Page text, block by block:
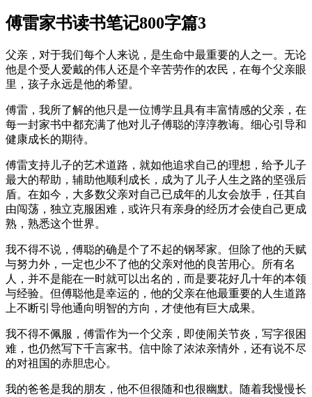
傅雷家书读书笔记800字篇3
父亲，对于我们每个人来说，是生命中最重要的人之一。无论
他是个受人爱戴的伟人还是个辛苦劳作的农民，在每个父亲眼
里，孩子永远是他的希望。
傅雷，我所了解的他只是一位博学且具有丰富情感的父亲，在
每一封家书中都充满了他对儿子傅聪的淳淳教诲。细心引导和
健康成长的期待。
傅雷支持儿子的艺术道路，就如他追求自己的理想，给予儿子
最大的帮助，辅助他顺利成长，成为了儿子人生之路的坚强后
盾。在如今，大多数父亲对自己已成年的儿女会放手，任其自
由闯荡，独立克服困难，或许只有亲身的经历才会使自己更成
熟，熟悉这个世界。
我不得不说，傅聪的确是个了不起的钢琴家。但除了他的天赋
与努力外，一定也少不了他的父亲对他的良苦用心。所有名
人，并不是能在一时就可以出名的，而是要花好几十年的本领
与经验。但傅聪他是幸运的，他的父亲在他最重要的人生道路
上不断引导他通向明智的方向，才使他有巨大成果。
我不得不佩服，傅雷作为一个父亲，即使闹关节炎，写字很困
难，也仍然写下千言家书。信中除了浓浓亲情外，还有说不尽
的对祖国的赤胆忠心。
我的爸爸是我的朋友，他不但很随和也很幽默。随着我慢慢长